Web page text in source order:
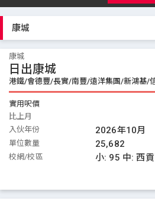
康城
日出康城
實用呎價
比上月
入伙年份
2026年10月
單位數量 25,682
校網/校區 小: 95 中:西